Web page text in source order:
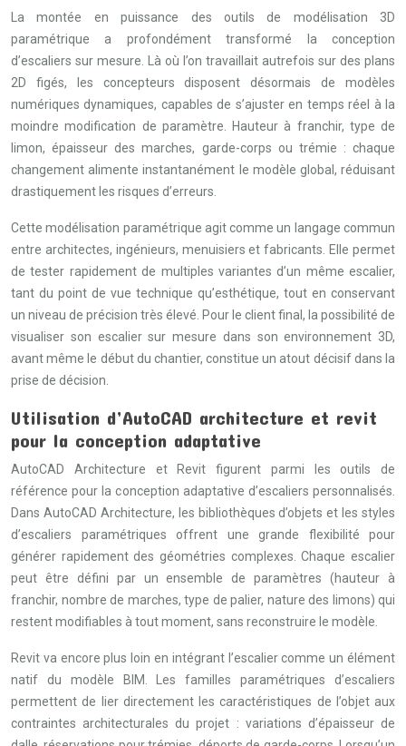
La montée en puissance des outils de modélisation 3D
paramétrique a profondément transformé la conception
d’escaliers sur mesure. Là où l’on travaillait autrefois sur des plans
2D figés, les concepteurs disposent désormais de modèles
numériques dynamiques, capables de s’ajuster en temps réel à la
moindre modification de paramètre. Hauteur à franchir, type de
limon, épaisseur des marches, garde-corps ou trémie : chaque
changement alimente instantanément le modèle global, réduisant
drastiquement les risques d’erreurs.
Cette modélisation paramétrique agit comme un langage commun
entre architectes, ingénieurs, menuisiers et fabricants. Elle permet
de tester rapidement de multiples variantes d’un même escalier,
tant du point de vue technique qu’esthétique, tout en conservant
un niveau de précision très élevé. Pour le client final, la possibilité de
visualiser son escalier sur mesure dans son environnement 3D,
avant même le début du chantier, constitue un atout décisif dans la
prise de décision.
Utilisation d’AutoCAD architecture et revit
pour la conception adaptative
AutoCAD Architecture et Revit figurent parmi les outils de
référence pour la conception adaptative d’escaliers personnalisés.
Dans AutoCAD Architecture, les bibliothèques d’objets et les styles
d’escaliers paramétriques offrent une grande flexibilité pour
générer rapidement des géométries complexes. Chaque escalier
peut être défini par un ensemble de paramètres (hauteur à
franchir, nombre de marches, type de palier, nature des limons) qui
restent modifiables à tout moment, sans reconstruire le modèle.
Revit va encore plus loin en intégrant l’escalier comme un élément
natif du modèle BIM. Les familles paramétriques d’escaliers
permettent de lier directement les caractéristiques de l’objet aux
contraintes architecturales du projet : variations d’épaisseur de